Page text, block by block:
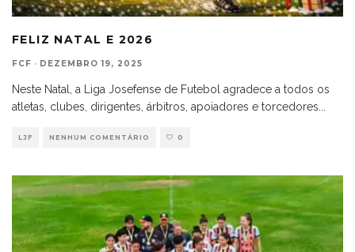
FELIZ NATAL E 2026
FCF · DEZEMBRO 19, 2025
Neste Natal, a Liga Josefense de Futebol agradece a todos os
atletas, clubes, dirigentes, árbitros, apoiadores e torcedores
LJF NENHUM COMENTÁRIO 0